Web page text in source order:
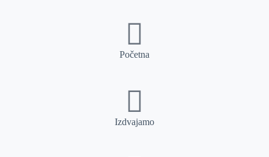
Početna
Izdvajamo